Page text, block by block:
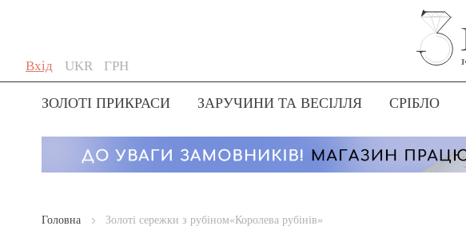
Вхід
Skip
to
Content
Мова
UKR Валюта
ГРН
ЗОЛОТІ ПРИКРАСИ ЗАРУЧИНИ ТА ВЕСІЛЛЯ СРІБЛО
Головна Золоті сережки з рубіном«Королева рубінів»